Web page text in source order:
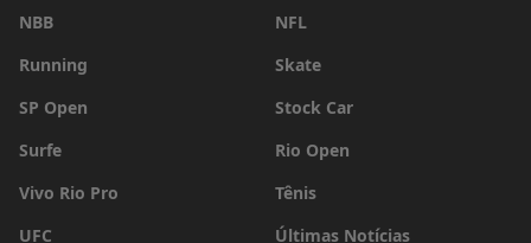
NBB
NFL
Running
Skate
SP Open
Stock Car
Surfe
Rio Open
Vivo Rio Pro
Tênis
UFC
Últimas Notícias